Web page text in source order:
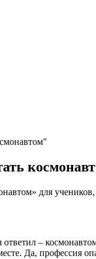
для
–
Да, профессия